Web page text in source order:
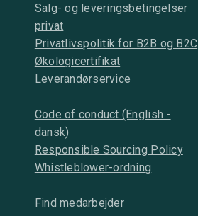
Salg- og leveringsbetingelser
privat
Privatlivspolitik for B2B og B2C
Økologicertifikat
Leverandørservice
Code of conduct (English -
dansk)
Responsible Sourcing Policy
Whistleblower-ordning
Find medarbejder